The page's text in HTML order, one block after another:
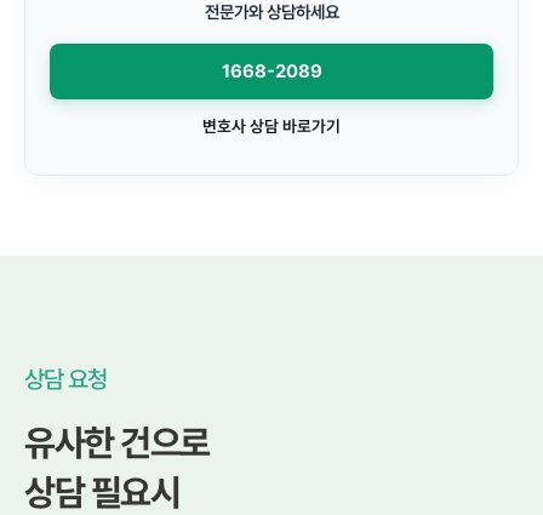
전문가와 상담하세요
1668-2089
변호사 상담 바로가기
상담 요청
유사한 건으로
상담 필요시